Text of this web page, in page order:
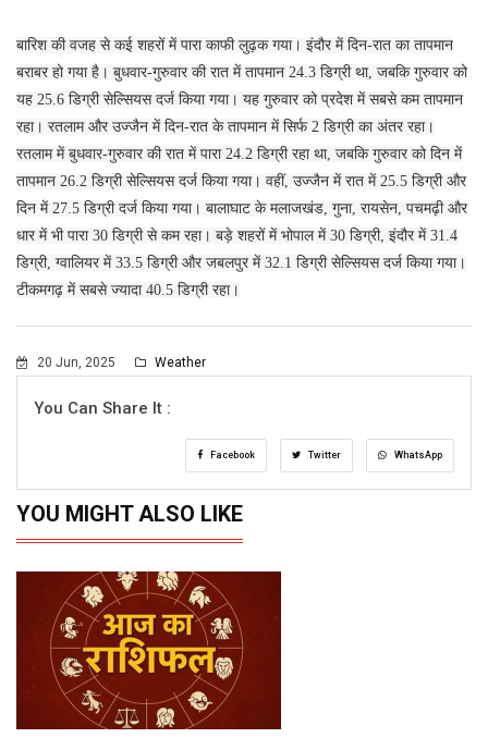
बारिश की वजह से कई शहरों में पारा काफी लुढ़क गया। इंदौर में दिन-रात का तापमान
बराबर हो गया है। बुधवार-गुरुवार की रात में तापमान 24.3 डिग्री था, जबकि गुरुवार को
यह 25.6 डिग्री सेल्सियस दर्ज किया गया। यह गुरुवार को प्रदेश में सबसे कम तापमान
रहा। रतलाम और उज्जैन में दिन-रात के तापमान में सिर्फ 2 डिग्री का अंतर रहा।
रतलाम में बुधवार-गुरुवार की रात में पारा 24.2 डिग्री रहा था, जबकि गुरुवार को दिन में
तापमान 26.2 डिग्री सेल्सियस दर्ज किया गया। वहीं, उज्जैन में रात में 25.5 डिग्री और
दिन में 27.5 डिग्री दर्ज किया गया। बालाघाट के मलाजखंड, गुना, रायसेन, पचमढ़ी और
धार में भी पारा 30 डिग्री से कम रहा। बड़े शहरों में भोपाल में 30 डिग्री, इंदौर में 31.4
डिग्री, ग्वालियर में 33.5 डिग्री और जबलपुर में 32.1 डिग्री सेल्सियस दर्ज किया गया।
टीकमगढ़ में सबसे ज्यादा 40.5 डिग्री रहा।
20 Jun, 2025 Weather
You Can Share It :
Facebook Twitter WhatsApp
YOU MIGHT ALSO LIKE